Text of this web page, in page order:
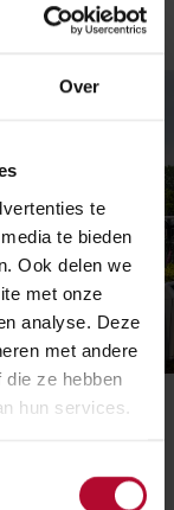
Over
te
te bieden
Ook delen we
met onze
analyse. Deze
met andere
ze hebben
hun services.